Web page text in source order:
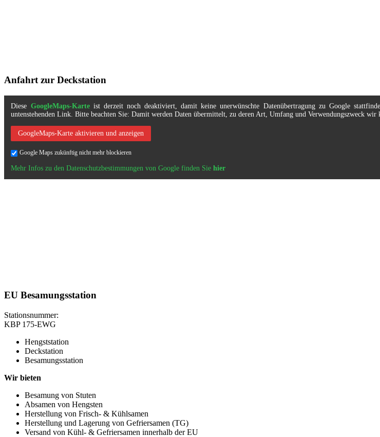
Anfahrt zur Deckstation
Diese GoogleMaps-Karteist derzeit noch deaktiviert, damit keine unerwünschte Datenübertragung zu Google
untenstehenden Link. Bitte beachten Sie: Damit werden Daten übermittelt, zu deren Art, Umfang und Verwendungszweck wir
GoogleMaps-Karte aktivieren und anzeigen
Google Maps zukünftig nicht mehr blockieren
Mehr Infos zu den Datenschutzbestimmungen von Google finden Siehier
EU Besamungsstation
Stationsnummer:
KBP 175-EWG
Hengststation
Deckstation
Besamungsstation
Wir bieten
Besamung von Stuten
Absamen von Hengsten
Herstellung von Frisch- & Kühlsamen
Herstellung und Lagerung von Gefriersamen (TG)
Versand von Kühl- & Gefriersamen innerhalb der EU